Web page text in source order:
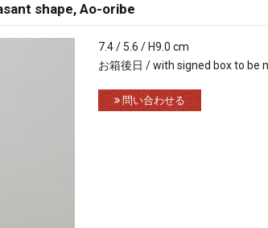
shape, Ao-oribe
7.4 / 5.6 / H9.0 cm
お箱後日 / with signed box to be
問い合わせる